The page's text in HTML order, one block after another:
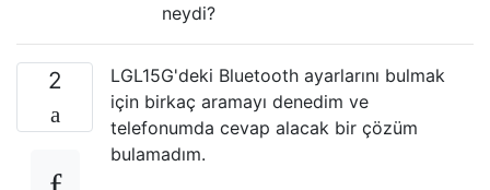
neydi?
2
LGL15G'deki Bluetooth ayarlarını bulmak
için birkaç aramayı denedim ve
telefonumda cevap alacak bir çözüm
bulamadım.